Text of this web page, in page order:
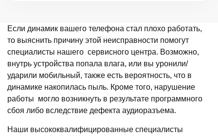
Если динамик вашего телефона стал плохо работать,
то выяснить причину этой неисправности помогут
специалисты нашего сервисного центра. Возможно,
внутрь устройства попала влага, или вы уронили/
ударили мобильный, также есть вероятность, что в
динамике накопилась пыль. Кроме того, нарушение
работы могло возникнуть в результате программного
сбоя либо вследствие дефекта аудиоразъема.
Наши высококвалифицированные специалисты